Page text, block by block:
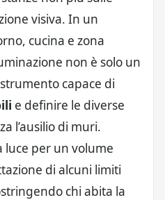
visiva. In un
cucina e zona
non è solo un
capace di
e definire le diverse
l’ausilio di muri.
per un volume
di alcuni limiti
chi abita la